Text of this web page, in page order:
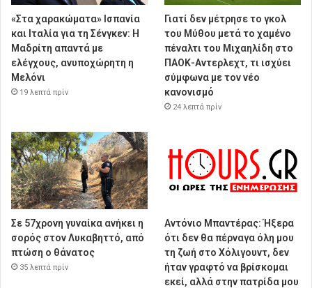
«Στα χαρακώματα» Ισπανία
και Ιταλία για τη Σένγκεν: Η
Μαδρίτη απαντά με
ελέγχους, ανυποχώρητη η
Μελόνι
19 λεπτά πρίν
Γιατί δεν μέτρησε το γκολ
του Μύθου μετά το χαμένο
πέναλτι του Μιχαηλίδη στο
ΠΑΟΚ-Αντερλεχτ, τι ισχύει
σύμφωνα με τον νέο
κανονισμό
24 λεπτά πρίν
Σε 57χρονη γυναίκα ανήκει η
σορός στον Λυκαβηττό, από
πτώση ο θάνατος
35 λεπτά πρίν
Αντόνιο Μπαντέρας: Ήξερα
ότι δεν θα πέρναγα όλη μου
τη ζωή στο Χόλιγουντ, δεν
ήταν γραφτό να βρίσκομαι
εκεί, αλλά στην πατρίδα μου